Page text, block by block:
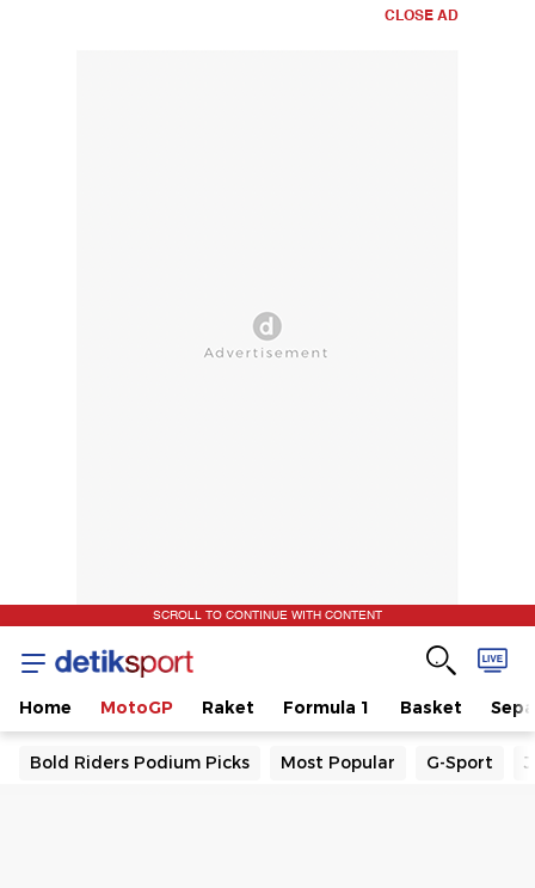
CLOSE AD
SCROLL TO CONTINUE WITH CONTENT
Home MotoGP Raket Formula 1 Basket
Bold Riders Podium Picks Most Popular G-Sport